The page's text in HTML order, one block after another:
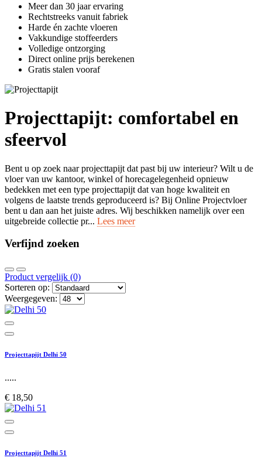
Meer dan 30 jaar ervaring
Rechtstreeks vanuit fabriek
Harde én zachte vloeren
Vakkundige stoffeerders
Volledige ontzorging
Direct online prijs berekenen
Gratis stalen vooraf
Projecttapijt: comfortabel en
sfeervol
Bent u op zoek naar projecttapijt dat past bij uw interieur? Wilt u de
vloer van uw kantoor, winkel of horecagelegenheid opnieuw
bedekken met een type projecttapijt dat van hoge kwaliteit en
volgens de laatste trends geproduceerd is? Bij Online Projectvloer
bent u dan aan het juiste adres. Wij beschikken namelijk over een
uitgebreide collectie pr... Lees meer
Verfijnd zoeken
Product vergelijk (0)
Sorteren op:
Weergegeven:
Projecttapijt Delhi 50
.....
€ 18,50
Projecttapijt Delhi 51